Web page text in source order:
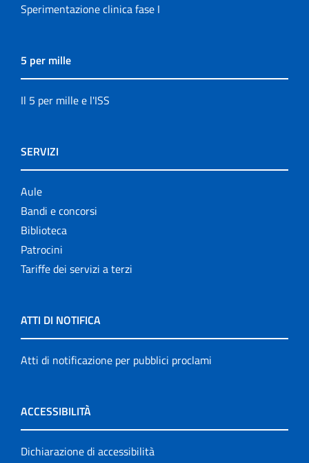
Sperimentazione clinica fase I
5 per mille
Il 5 per mille e l'ISS
SERVIZI
Aule
Bandi e concorsi
Biblioteca
Patrocini
Tariffe dei servizi a terzi
ATTI DI NOTIFICA
Atti di notificazione per pubblici proclami
ACCESSIBILITÀ
Dichiarazione di accessibilità